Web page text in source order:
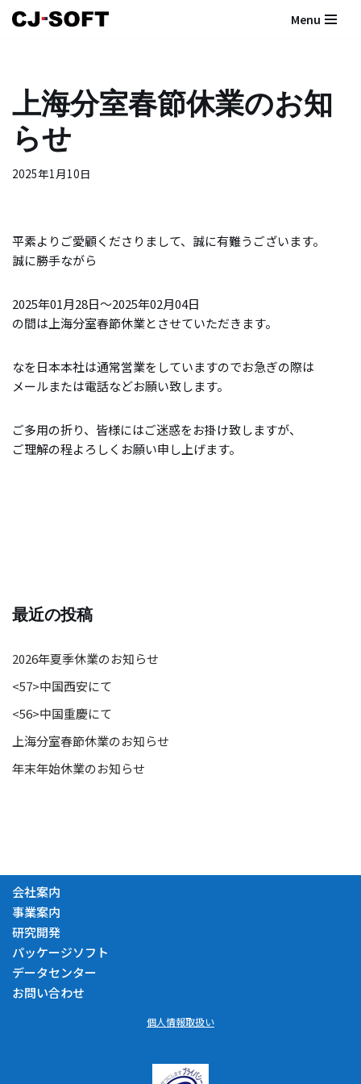
ツ
へ
キ
Menu
上海分室春節休業のお知
らせ
2025年1月10日
平素よりご愛顧くださりまして、誠に有難うございます。
誠に勝手ながら
2025年01月28日～2025年02月04日
の間は上海分室春節休業とさせていただきます。
なを日本本社は通常営業をしていますのでお急ぎの際は
メールまたは電話などお願い致します。
ご多用の折り、皆様にはご迷惑をお掛け致しますが、
ご理解の程よろしくお願い申し上げます。
最近の投稿
2026年夏季休業のお知らせ
<57>中国西安にて
<56>中国重慶にて
上海分室春節休業のお知らせ
年末年始休業のお知らせ
会社案内
事業案内
研究開発
パッケージソフト
データセンター
お問い合わせ
個人情報取扱い